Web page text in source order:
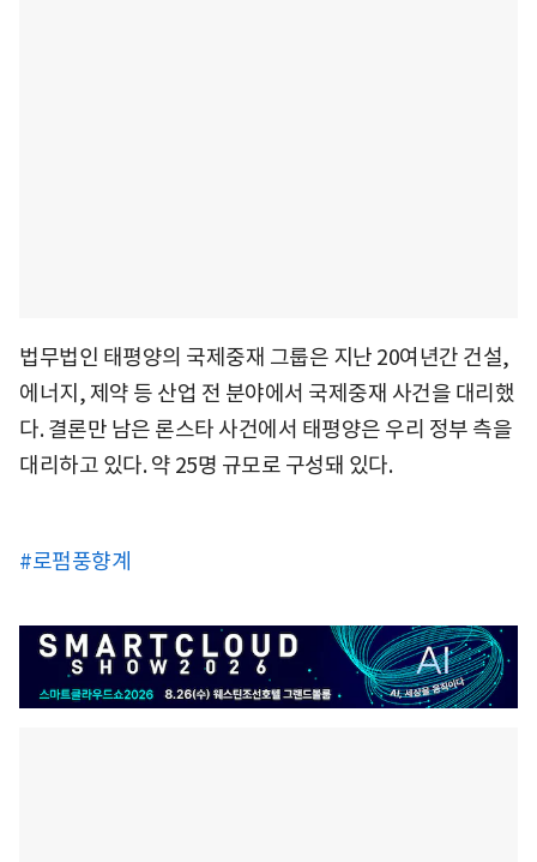
법무법인 태평양의 국제중재 그룹은 지난 20여년간 건설,
에너지, 제약 등 산업 전 분야에서 국제중재 사건을 대리했
다. 결론만 남은 론스타 사건에서 태평양은 우리 정부 측을
대리하고 있다. 약 25명 규모로 구성돼 있다.
#로펌풍향계